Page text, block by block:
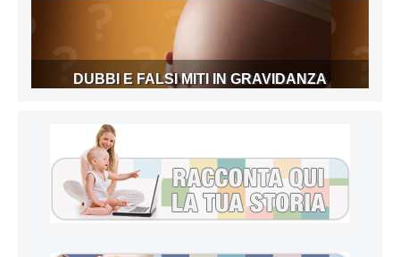
DUBBI E FALSI MITI IN GRAVIDANZA